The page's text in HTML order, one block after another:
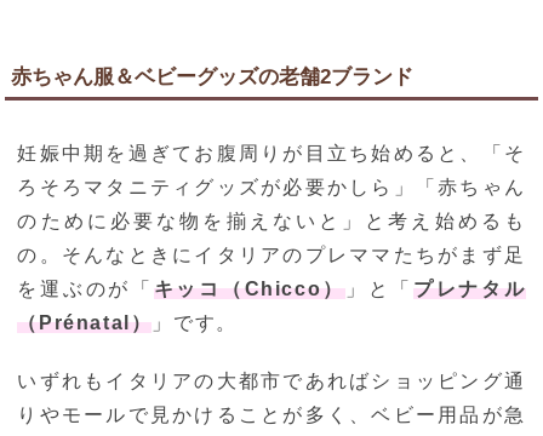
赤ちゃん服＆ベビーグッズの老舗2ブランド
妊娠中期を過ぎてお腹周りが目立ち始めると、「そ
ろそろマタニティグッズが必要かしら」「赤ちゃん
のために必要な物を揃えないと」と考え始めるも
の。そんなときにイタリアのプレママたちがまず足
を運ぶのが「 キッコ（Chicco）」と「プレナタル
（Prénatal） 」です。
いずれもイタリアの大都市であればショッピング通
りやモールで見かけることが多く、ベビー用品が急